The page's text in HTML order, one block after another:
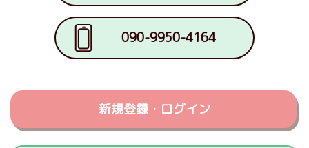
090-9950-4164
新規登録・ログイン